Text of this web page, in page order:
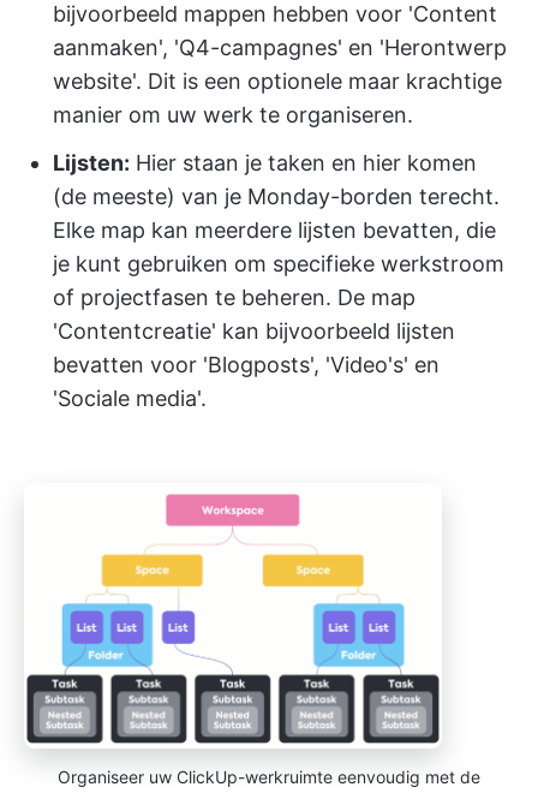
bijvoorbeeld mappen hebben voor 'Content
aanmaken', 'Q4-campagnes' en 'Herontwerp
website'. Dit is een optionele maar krachtige
manier om uw werk te organiseren.
Lijsten: Hier staan je taken en hier komen
(de meeste) van je Monday-borden terecht.
Elke map kan meerdere lijsten bevatten, die
je kunt gebruiken om specifieke werkstroom
of projectfasen te beheren. De map
'Contentcreatie' kan bijvoorbeeld lijsten
bevatten voor 'Blogposts', 'Video's' en
'Sociale media'.
Organiseer uw ClickUp-werkruimte eenvoudig met de